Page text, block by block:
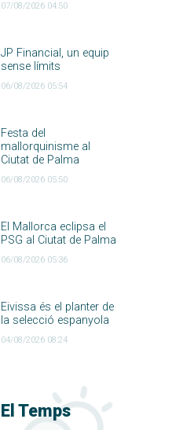
07/08/2026 04:50
JP Financial, un equip
sense límits
06/08/2026 05:54
Festa del
mallorquinisme al
Ciutat de Palma
06/08/2026 05:50
El Mallorca eclipsa el
PSG al Ciutat de Palma
06/08/2026 05:36
Eivissa és el planter de
la selecció espanyola
04/08/2026 08:24
El Temps